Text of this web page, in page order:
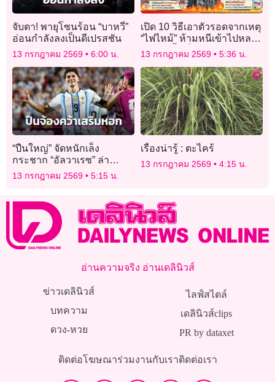
จับตา! พายุโซนร้อน “บาหวี่”
อ่อนกำลังลงเป็นดีเปรสชัน
13 กรกฎาคม 2569 6:00 น.
เปิด 10 วิธีเอาตัวรอดจากเหตุ
“ไฟไหม้” ห้ามหนีเข้าไปหลบ
ในห้องนํ้าเด็ดขาด
13 กรกฎาคม 2569 5:36 น.
“ปืนใหญ่” จัดหนักเล็ง
กระชาก “อัลวาเรซ” ล่า
ตาข่าย
13 กรกฎาคม 2569 5:15 น.
เรื่องน่ารู้ : ตะไคร้
13 กรกฎาคม 2569 4:15 น.
อ่านความจริง อ่านเดลินิวส์
ข่าวเดลินิวส์
บทความ
ดวง-หวย
ไลฟ์สไตล์
เดลินิวส์clips
PR by dataxet
ติดต่อโฆษณาร่วมงานกับเราติดต่อเรา